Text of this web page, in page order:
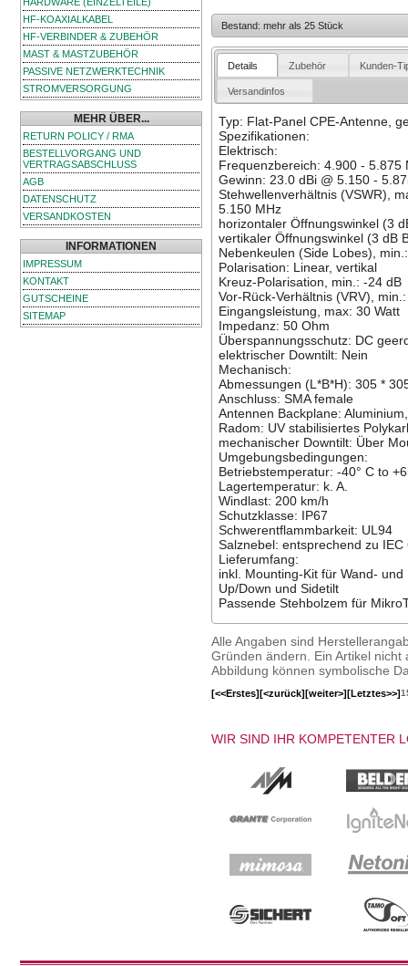
HF-KOAXIALKABEL
HF-VERBINDER & ZUBEHÖR
MAST & MASTZUBEHÖR
PASSIVE NETZWERKTECHNIK
STROMVERSORGUNG
MEHR ÜBER...
RETURN POLICY / RMA
BESTELLVORGANG UND
VERTRAGSABSCHLUSS
AGB
DATENSCHUTZ
VERSANDKOSTEN
INFORMATIONEN
IMPRESSUM
KONTAKT
GUTSCHEINE
SITEMAP
Bestand: mehr als 25 Stück
Details Zubehör Kunden-
Versandinfos
Typ: Flat-Panel CPE-Antenne,
Spezifikationen:
Elektrisch:
Frequenzbereich: 4.900 - 5.875
Gewinn: 23.0 dBi @ 5.150 -
Stehwellenverhältnis (VSWR),
5.150 MHz
horizontaler Öffnungswinkel (3
vertikaler Öffnungswinkel (3 dB
Nebenkeulen (Side Lobes),
Polarisation: Linear, vertikal
Kreuz-Polarisation, min.: -24 dB
Vor-Rück-Verhältnis (VRV),
Eingangsleistung, max: 30 Watt
Impedanz: 50 Ohm
Überspannungsschutz: DC
elektrischer Downtilt: Nein
Mechanisch:
Abmessungen (L*B*H): 305 *
Anschluss: SMA female
Antennen Backplane:
Radom: UV stabilisiertes
mechanischer Downtilt: Über
Umgebungsbedingungen:
Betriebstemperatur: -40° C to
Lagertemperatur: k. A.
Windlast: 200 km/h
Schutzklasse: IP67
Schwerentflammbarkeit: UL94
Salznebel: entsprechend zu IEC
Lieferumfang:
inkl. Mounting-Kit für Wand-
Up/Down und Sidetilt
Passende Stehbolzem für
Alle Angaben sind
Gründen ändern. Ein Artikel
Abbildung können symbolische
[<<Erstes][<zurück][weiter>][Letztes>>]
WIR SIND IHR KOMPETENTER